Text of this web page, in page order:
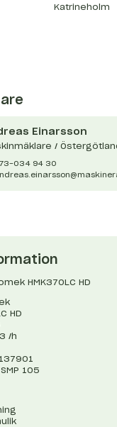
Katrineholm
Einarsson
/
034 94 30
HMK370LC HD
HD
/h
105